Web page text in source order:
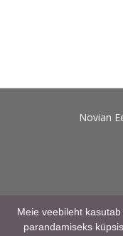
Novian
Meie veebileht
parandamiseks